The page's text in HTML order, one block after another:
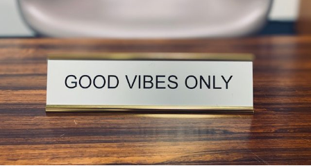
Auch das noch
Berlin
Corona
Corporate